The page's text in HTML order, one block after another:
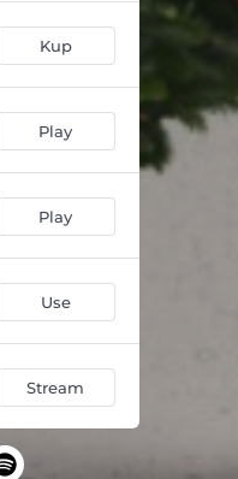
Kup
Play
Play
Use
Stream